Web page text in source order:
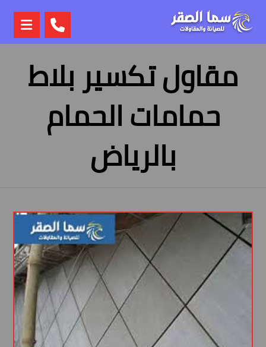
مقاول تكسير بلاط
حمامات الحمام
بالرياض